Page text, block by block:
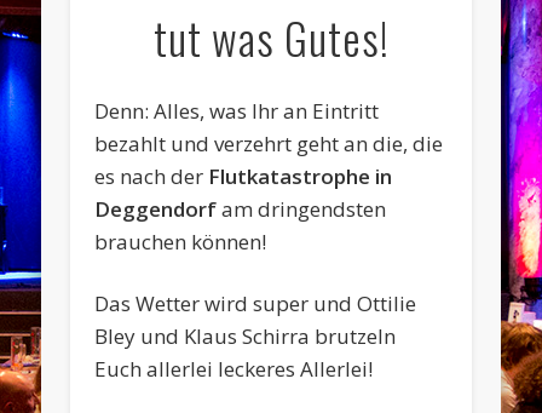
tut was Gutes!
Denn: Alles, was Ihr an Eintritt
bezahlt und verzehrt geht an die, die
es nach der Flutkatastrophe in
Deggendorfam dringendsten
brauchen können!
Das Wetter wird super und Ottilie
Bley und Klaus Schirra brutzeln
Euch allerlei leckeres Allerlei!